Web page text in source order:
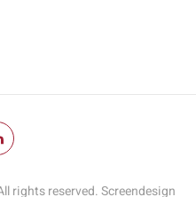
rights reserved. Screendesign